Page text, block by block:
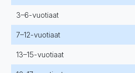
3–6-vuotiaat
7–12-vuotiaat
13–15-vuotiaat